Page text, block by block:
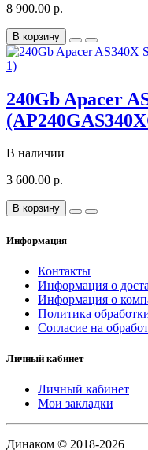
8 900.00 р.
В корзину
240Gb Apacer
В наличии
3 600.00 р.
В корзину
Информация
Контакты
Информация о
Информация о
Политика
Согласие на
Личный кабинет
Личный кабинет
Мои закладки
Динаком © 2018-2026